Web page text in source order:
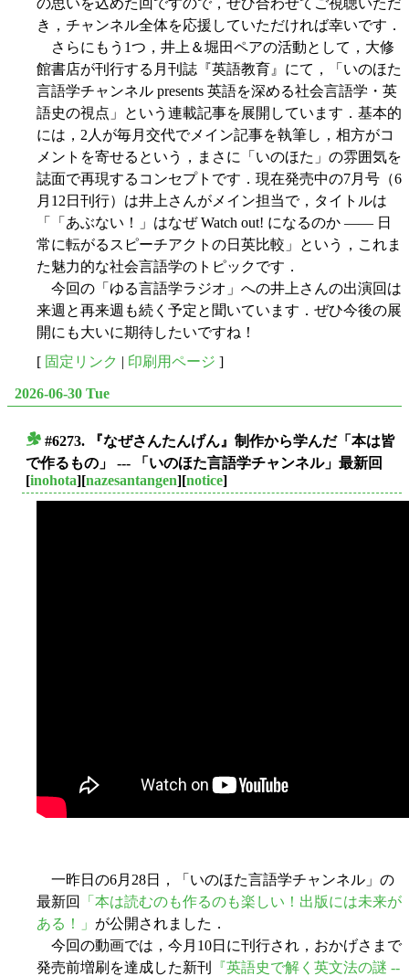
の思いを込めた回ですので，ぜひ合わせてご視聴いただ
き，チャンネル全体を応援していただければ幸いです．
さらにもう1つ，井上＆堀田ペアの活動として，大修
館書店が刊行する月刊誌『英語教育』にて，「いのほた
言語学チャンネル presents 英語を深める社会言語学・英
語史の視点」という連載記事を展開しています．基本的
には，2人が毎月交代でメイン記事を執筆し，相方がコ
メントを寄せるという，まさに「いのほた」の雰囲気を
誌面で再現するコンセプトです．現在発売中の7月号（6
月12日刊行）は井上さんがメイン担当で，タイトルは
「「あぶない！」はなぜ Watch out! になるのか ―― 日
常に転がるスピーチアクトの日英比較」という，これま
た魅力的な社会言語学のトピックです．
今回の「ゆる言語学ラジオ」への井上さんの出演回は
来週と再来週も続く予定と聞いています．ぜひ今後の展
開にも大いに期待したいですね！
[ 固定リンク | 印刷用ページ ]
2026-06-30 Tue
#6273. 『なぜさんたんげん』制作から学んだ「本は皆
で作るもの」 --- 「いのほた言語学チャンネル」最新回
[inohota][nazesantangen][notice]
一昨日の6月28日，「いのほた言語学チャンネル」の
最新回
「本は読むのも作るのも楽しい！出版には未来が
ある！」 が公開されました．
今回の動画では，今月10日に刊行され，おかげさまで
発売前増刷を達成した新刊
『英語史で解く英文法の謎 --